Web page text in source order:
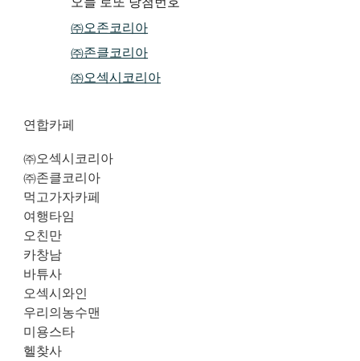
㈜오존코리아
㈜존클코리아
㈜오섹시코리아
연합카페
㈜오섹시코리아
㈜존클코리아
먹고가자카페
여행타임
오친만
카창남
바튜사
오섹시와인
우리의농수맨
미용스타
헬찾사